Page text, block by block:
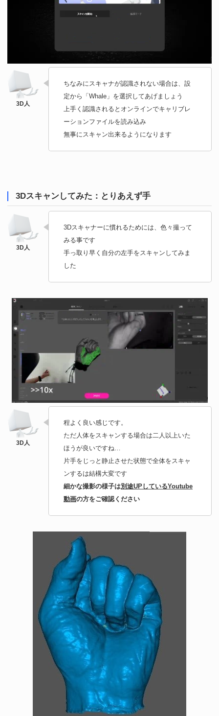
ちなみにスキャナが認識されない場合は、設
定から「Whale」を選択してあげましょう
上手く認識されるとオンラインでキャリブレ
ーションファイルを読み込み
無事にスキャン出来るようになります
3Dスキャンしてみた：とりあえず手
3Dスキャナーに慣れるためには、色々撮って
みる事です
手っ取り早く自分の左手をスキャンしてみま
した
程よく良い感じです。
ただ人体をスキャンする場合は二人以上いた
ほうが良いですね…
片手をじっと静止させた状態で全体をスキャ
ンするは結構大変です
細かな撮影の様子は別途UPしているYoutube
動画の方をご確認ください